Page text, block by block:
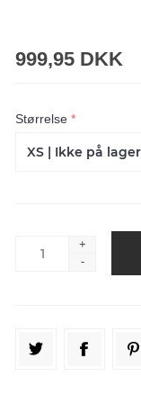
999,95 DKK
Størrelse *
+
-